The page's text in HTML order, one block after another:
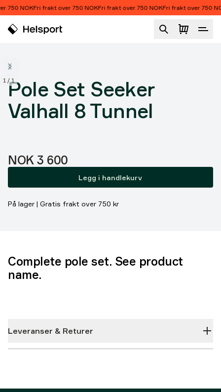
Hopp til innhold
750 NOKFri frakt over 750 NOKFri frakt over 750 NOKFri frakt over 750
1 /1
Pole Set Seeker
Valhall 8 Tunnel
Pris:
NOK 3 600
Legg i handlekurv
På lager | Gratis frakt over 750 kr
Complete pole set. See product
name.
Leveranser & Returer